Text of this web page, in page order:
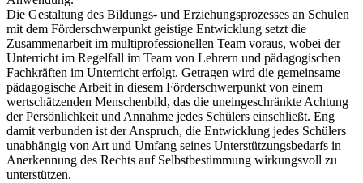
Die Gestaltung des Bildungs- und Erziehungsprozesses an Schulen
mit dem Förderschwerpunkt geistige Entwicklung setzt die
Zusammenarbeit im multiprofessionellen Team voraus, wobei der
Unterricht im Regelfall im Team von Lehrern und pädagogischen
Fachkräften im Unterricht erfolgt. Getragen wird die gemeinsame
pädagogische Arbeit in diesem Förderschwerpunkt von einem
wertschätzenden Menschenbild, das die uneingeschränkte Achtung
der Persönlichkeit und Annahme jedes Schülers einschließt. Eng
damit verbunden ist der Anspruch, die Entwicklung jedes Schülers
unabhängig von Art und Umfang seines Unterstützungsbedarfs in
Anerkennung des Rechts auf Selbstbestimmung wirkungsvoll zu
unterstützen.